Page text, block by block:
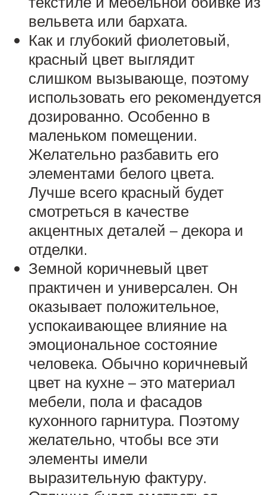
вельвета или бархата.
Как и глубокий фиолетовый,
красный цвет выглядит
слишком вызывающе, поэтому
использовать его рекомендуется
дозированно. Особенно в
маленьком помещении.
Желательно разбавить его
элементами белого цвета.
Лучше всего красный будет
смотреться в качестве
акцентных деталей – декора и
отделки.
Земной коричневый цвет
практичен и универсален. Он
оказывает положительное,
успокаивающее влияние на
эмоциональное состояние
человека. Обычно коричневый
цвет на кухне – это материал
мебели, пола и фасадов
кухонного гарнитура. Поэтому
желательно, чтобы все эти
элементы имели
выразительную фактуру.